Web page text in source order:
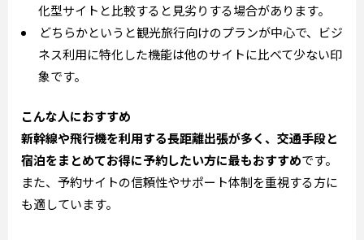
化型サイトと比較すると見劣りする場合があります。
どちらかというと観光旅行向けのプランが中心で、ビジ
ネス利用に特化した機能は他のサイトに比べて少ない印
象です。
こんな人におすすめ
新幹線や飛行機を利用する長距離出張が多く、交通手段と
宿泊をまとめてお得に予約したい方に最もおすすめです。
また、予約サイトの信頼性やサポート体制を重視する方に
も適しています。